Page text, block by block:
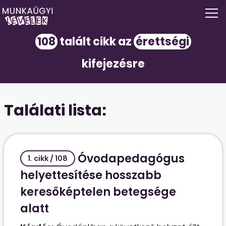
108talált cikk az érettségi
kifejezésre
Találati lista:
1. cikk / 108
Óvodapedagógus
helyettesítése hosszabb
keresőképtelen betegsége
alatt